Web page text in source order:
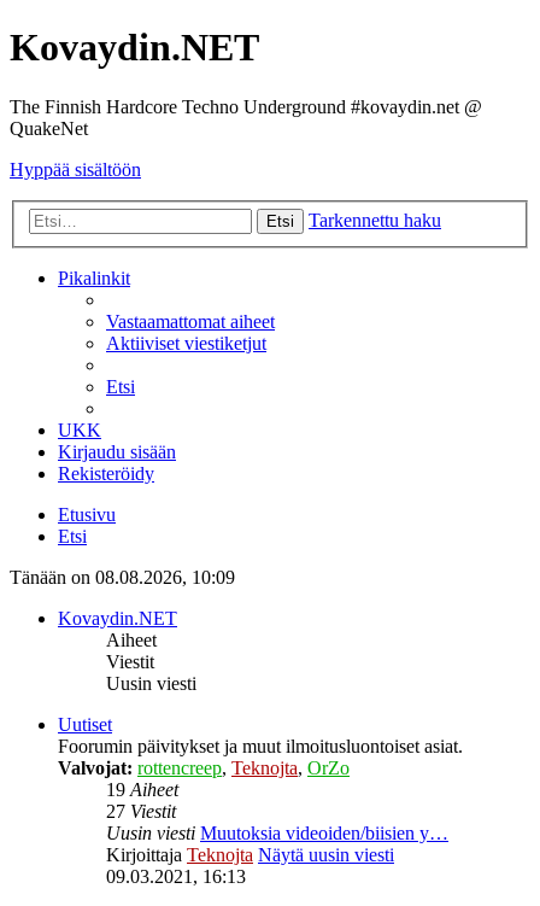
Kovaydin.NET
The Finnish Hardcore Techno Underground #kovaydin.net @
QuakeNet
Hyppää sisältöön
Etsi Tarkennettu haku
Pikalinkit
Vastaamattomat aiheet
Aktiiviset viestiketjut
Etsi
UKK
Kirjaudu sisään
Rekisteröidy
Etusivu
Etsi
Tänään on 08.08.2026, 10:09
Kovaydin.NET
Aiheet
Viestit
Uusin viesti
Uutiset
Foorumin päivitykset ja muut ilmoitusluontoiset asiat.
Valvojat: rottencreep, Teknojta, OrZo
19Aiheet
27 Viestit
Uusin viesti Muutoksia videoiden/biisien y…
Kirjoittaja Teknojta Näytä uusin viesti
09.03.2021, 16:13